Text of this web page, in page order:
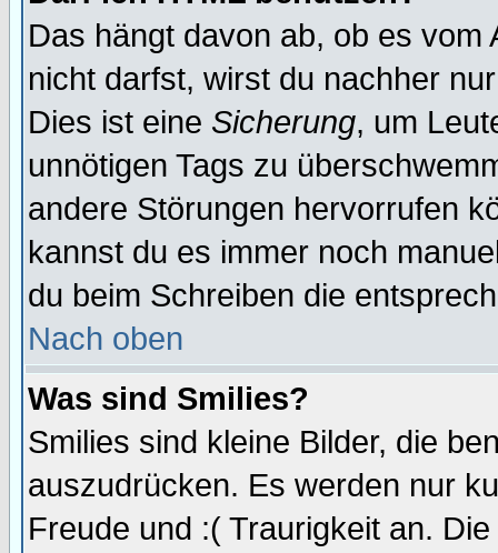
Das hängt davon ab, ob es
nicht darfst, wirst du nachher
Dies ist eine Sicherung, um
unnötigen Tags zu
andere Störungen hervorrufen
kannst du es immer noch
du beim Schreiben die
Nach oben
Was sind Smilies?
Smilies sind kleine Bilder, die
auszudrücken. Es werden nur
Freude und :( Traurigkeit an.